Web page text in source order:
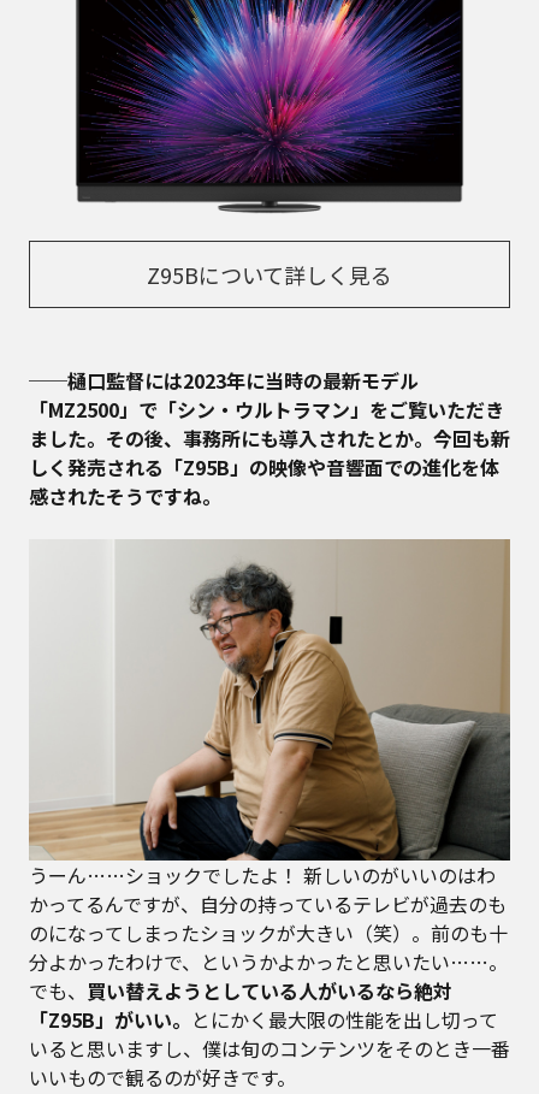
Z95Bについて詳しく見る
──樋口監督には2023年に当時の最新モデル
「MZ2500」で「シン・ウルトラマン」をご覧いただき
ました。その後、事務所にも導入されたとか。今回も新
しく発売される「Z95B」の映像や音響面での進化を体
感されたそうですね。
うーん……ショックでしたよ！ 新しいのがいいのはわ
かってるんですが、自分の持っているテレビが過去のも
のになってしまったショックが大きい（笑）。前のも十
分よかったわけで、というかよかったと思いたい……。
でも、 買い替えようとしている人がいるなら絶対
「Z95B」がいい。 とにかく最大限の性能を出し切って
いると思いますし、僕は旬のコンテンツをそのとき一番
いいもので観るのが好きです。